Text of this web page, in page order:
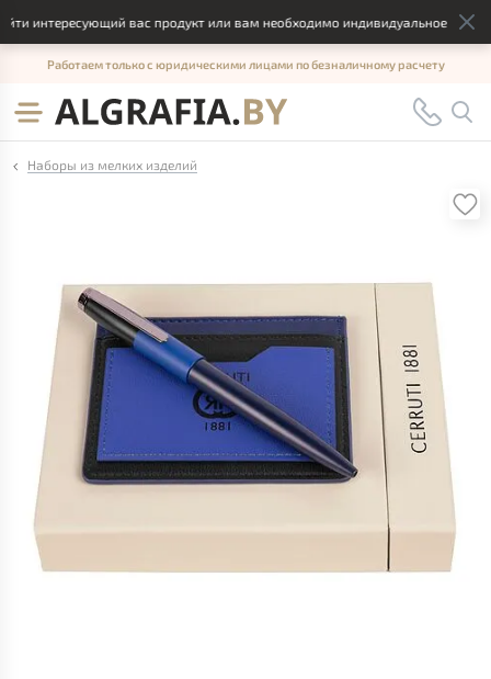
интересующий вас продукт или вам необходимо индивидуальное
Работаем только с юридическими лицами по безналичному расчету
Наборы из мелких изделий